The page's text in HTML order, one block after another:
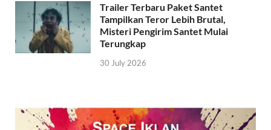
Trailer Terbaru Paket Santet
Tampilkan Teror Lebih Brutal,
Misteri Pengirim Santet Mulai
Terungkap
30 July 2026